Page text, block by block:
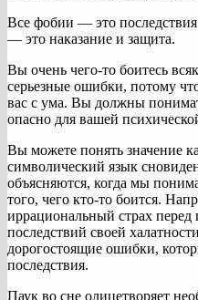
Все фобии — это
— это наказание и защита.
Вы очень чего-то боитесь
серьезные ошибки, потому
вас с ума. Вы должны
опасно для вашей
Вы можете понять значение
символический язык
объясняются, когда мы
того, чего кто-то боится.
иррациональный страх перед
последствий своей
дорогостоящие ошибки,
последствия.
Паук во сне олицетворяет